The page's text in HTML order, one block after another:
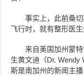
事实上，此前桑
飞行时，就有整形医生
来自美国加州蒙
生黄文迪（Dr. Wendy
斯是南加州的新闻主